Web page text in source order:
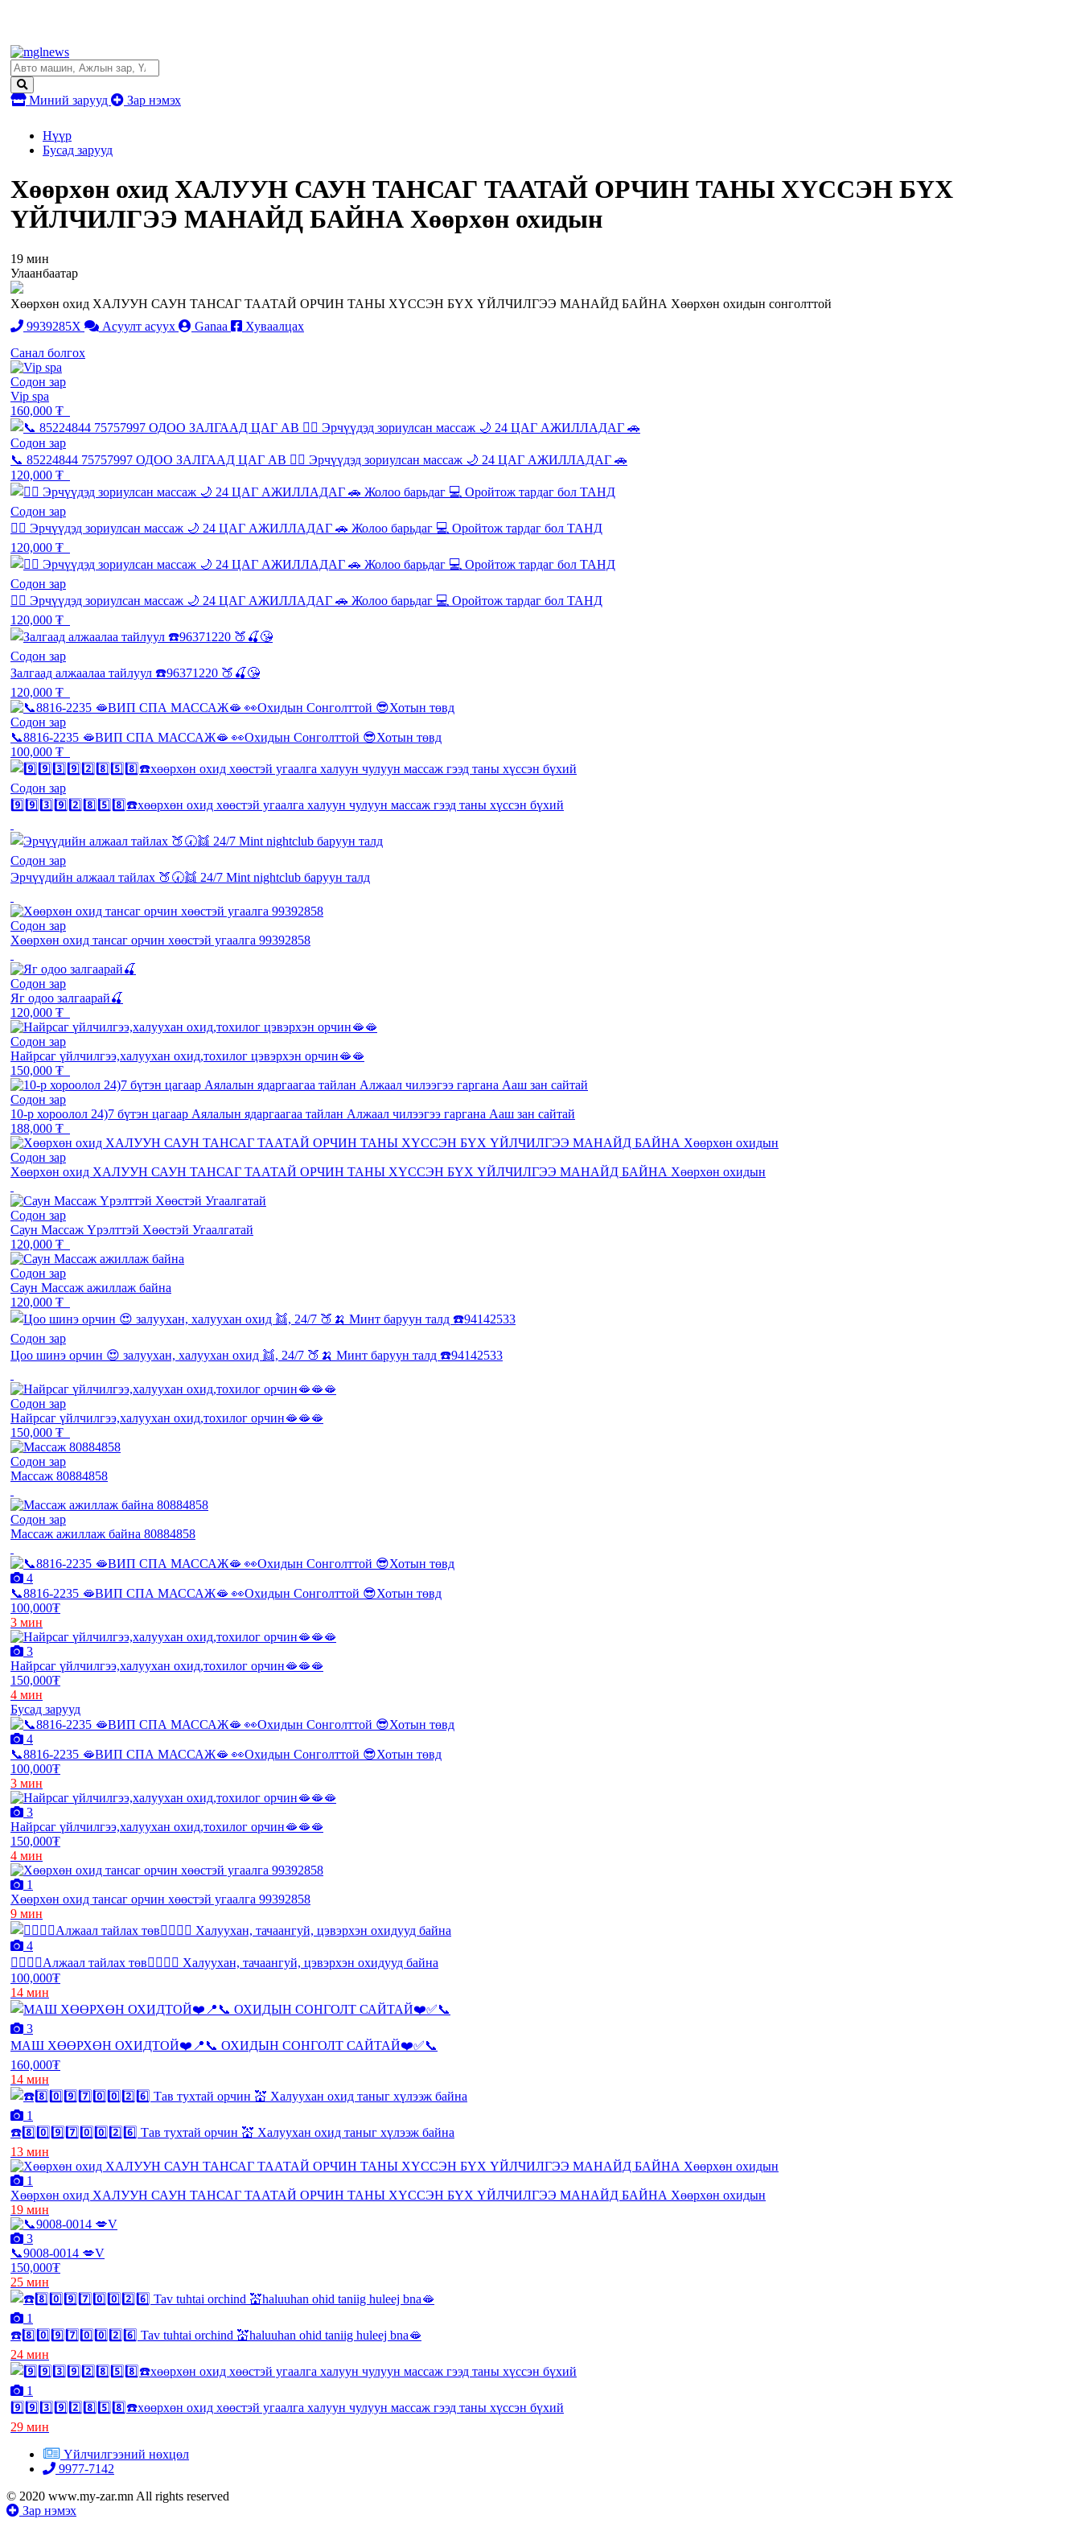
Миний зарууд Зар нэмэх
Нүүр
Бусад зарууд
Хөөрхөн охид ХАЛУУН САУН ТАНСАГ ТААТАЙ ОРЧИН ТАНЫ ХҮССЭН БҮХ
ҮЙЛЧИЛГЭЭ МАНАЙД БАЙНА Хөөрхөн охидын
19 мин
Улаанбаатар
Хөөрхөн охид ХАЛУУН САУН ТАНСАГ ТААТАЙ ОРЧИН ТАНЫ ХҮССЭН БҮХ ҮЙЛЧИЛГЭЭ МАНАЙД БАЙНА Хөөрхөн охидын сонголттой
9939285X
Асуулт асуух Ganaa
Хуваалцах
Санал болгох
Содон зар
Vip spa
160,000 ₮
Содон зар
📞 85224844 75757997 ОДОО ЗАЛГААД ЦАГ АВ 💆‍♂️ Эрчүүдэд зориулсан массаж 🌙 24 ЦАГ АЖИЛЛАДАГ 🚗
120,000 ₮
Содон зар
💆‍♂️ Эрчүүдэд зориулсан массаж 🌙 24 ЦАГ АЖИЛЛАДАГ 🚗 Жолоо барьдаг 💻 Оройтож тардаг бол ТАНД
120,000 ₮
Содон зар
💆‍♂️ Эрчүүдэд зориулсан массаж 🌙 24 ЦАГ АЖИЛЛАДАГ 🚗 Жолоо барьдаг 💻 Оройтож тардаг бол ТАНД
120,000 ₮
Содон зар
Залгаад алжаалаа тайлуул ☎️96371220 🍑🍒😘
120,000 ₮
Содон зар
📞8816-2235 🫦ВИП СПА МАССАЖ🫦 👀Охидын Сонголттой 😎Хотын төвд
100,000 ₮
Содон зар
9️⃣9️⃣3️⃣9️⃣2️⃣8️⃣5️⃣8️⃣☎️хөөрхөн охид хөөстэй угаалга халуун чулуун массаж гээд таны хүссэн бүхий
Содон зар
Эрчүүдийн алжаал тайлах 🍑🕢👯 24/7 Mint nightclub баруун талд
Содон зар
Хөөрхөн охид тансаг орчин хөөстэй угаалга 99392858
Содон зар
Яг одоо залгаарай🍒
120,000 ₮
Содон зар
Найрсаг үйлчилгээ,халуухан охид,тохилог цэвэрхэн орчин🫦🫦
150,000 ₮
Содон зар
10-р хороолол 24)7 бүтэн цагаар Аялалын ядаргаагаа тайлан Алжаал чилээгээ гаргана Ааш зан сайтай
188,000 ₮
Содон зар
Хөөрхөн охид ХАЛУУН САУН ТАНСАГ ТААТАЙ ОРЧИН ТАНЫ ХҮССЭН БҮХ ҮЙЛЧИЛГЭЭ МАНАЙД БАЙНА Хөөрхөн охидын
Содон зар
Саун Массаж Үрэлттэй Хөөстэй Угаалгатай
120,000 ₮
Содон зар
Саун Массаж ажиллаж байна
120,000 ₮
Содон зар
Цоо шинэ орчин 😍 залуухан, халуухан охид 👯, 24/7 🍑🍌 Минт баруун талд ☎️94142533
Содон зар
Найрсаг үйлчилгээ,халуухан охид,тохилог орчин🫦🫦🫦
150,000 ₮
Содон зар
Массаж 80884858
Содон зар
Массаж ажиллаж байна 80884858
4
📞8816-2235 🫦ВИП СПА МАССАЖ🫦 👀Охидын Сонголттой 😎Хотын төвд
100,000₮
3 мин
3
Найрсаг үйлчилгээ,халуухан охид,тохилог орчин🫦🫦🫦
150,000₮
4 мин
Бусад зарууд
4
📞8816-2235 🫦ВИП СПА МАССАЖ🫦 👀Охидын Сонголттой 😎Хотын төвд
100,000₮
3 мин
3
Найрсаг үйлчилгээ,халуухан охид,тохилог орчин🫦🫦🫦
150,000₮
4 мин
1
Хөөрхөн охид тансаг орчин хөөстэй угаалга 99392858
9 мин
4
❤️‍🔥❤️‍🔥Алжаал тайлах төв❤️‍🔥❤️‍🔥 Халуухан, тачаангуй, цэвэрхэн охидууд байна
100,000₮
14 мин
3
МАШ ХӨӨРХӨН ОХИДТОЙ❤️📍📞 ОХИДЫН СОНГОЛТ САЙТАЙ❤️✅📞
160,000₮
14 мин
1
☎️8️⃣0️⃣9️⃣7️⃣0️⃣0️⃣2️⃣6️⃣ Тав тухтай орчин 💒 Халуухан охид таныг хүлээж байна
13 мин
1
Хөөрхөн охид ХАЛУУН САУН ТАНСАГ ТААТАЙ ОРЧИН ТАНЫ ХҮССЭН БҮХ ҮЙЛЧИЛГЭЭ МАНАЙД БАЙНА Хөөрхөн охидын
19 мин
3
📞9008-0014 💋V
150,000₮
25 мин
1
☎️8️⃣0️⃣9️⃣7️⃣0️⃣0️⃣2️⃣6️⃣ Tav tuhtai orchind 💒haluuhan ohid taniig huleej bna🫦
24 мин
1
9️⃣9️⃣3️⃣9️⃣2️⃣8️⃣5️⃣8️⃣☎️хөөрхөн охид хөөстэй угаалга халуун чулуун массаж гээд таны хүссэн бүхий
29 мин
Үйлчилгээний нөхцөл
9977-7142
© 2020 www.my-zar.mn All rights reserved
Зар нэмэх